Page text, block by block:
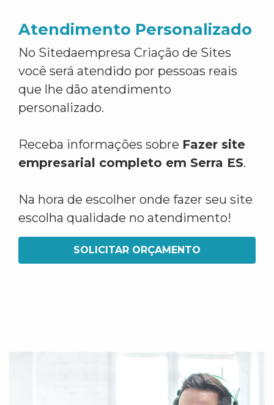
Atendimento Personalizado
No Sitedaempresa Criação de Sites
você será atendido por pessoas reais
que lhe dão atendimento
personalizado.
Receba informações sobre Fazer site
empresarial completo em Serra ES.
Na hora de escolher onde fazer seu site
escolha qualidade no atendimento!
SOLICITAR ORÇAMENTO